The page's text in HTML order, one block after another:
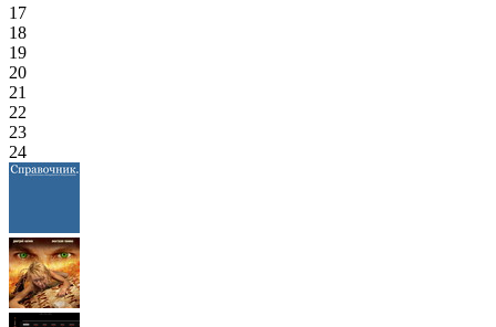
17
18
19
20
21
22
23
24